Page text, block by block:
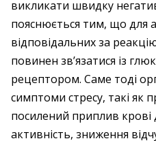
викликати швидку
пояснюється тим, що для
відповідальних за
повинен зв’язатися із
рецептором. Саме тоді
симптоми стресу, такі як
посилений приплив крові
активність, зниження